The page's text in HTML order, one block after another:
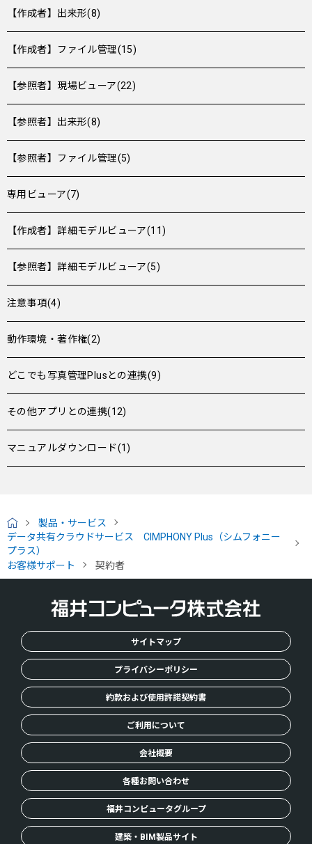
【作成者】出来形(8)
【作成者】ファイル管理(15)
【参照者】現場ビューア(22)
【参照者】出来形(8)
【参照者】ファイル管理(5)
専用ビューア(7)
【作成者】詳細モデルビューア(11)
【参照者】詳細モデルビューア(5)
注意事項(4)
動作環境・著作権(2)
どこでも写真管理Plusとの連携(9)
その他アプリとの連携(12)
マニュアルダウンロード(1)
H
O
M
製品・サービス
データ共有クラウドサービス CIMPHONY Plus（シムフォニー
プラス）
お客様サポート
契約者
サイトマップ
プライバシーポリシー
約款および使用許諾契約書
ご利用について
会社概要
各種お問い合わせ
福井コンピュータグループ
建築・BIM製品サイト